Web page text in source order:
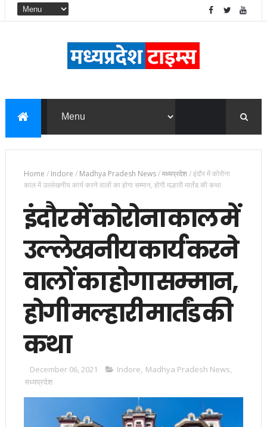
Home / Indore / Madhya Pradesh News/मध्यप्रदेश/इंदौर में कोरोना
काल में उल्लेखनीय कार्य करने वालों का होगा सम्मान, होगी मल्हारी मार्तंड की कथा
इंदौर में कोरोना काल में
उल्लेखनीय कार्य करने
वालों का होगा सम्मान,
होगी मल्हारी मार्तंड की
कथा
December 06, 2021 Indore, Madhya Pradesh News,
मध्यप्रदेश